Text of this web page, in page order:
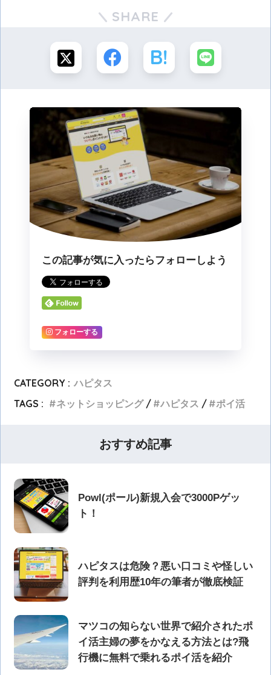
SHARE
この記事が気に入ったらフォローしよう
フォローする
CATEGORY : ハピタス
TAGS :
ネットショッピング ハピタス ポイ活
おすすめ記事
Powl(ポール)新規入会で3000Pゲッ
ト！
ハピタスは危険？悪い口コミや怪しい
評判を利用歴10年の筆者が徹底検証
マツコの知らない世界で紹介されたポ
イ活主婦の夢をかなえる方法とは?飛
行機に無料で乗れるポイ活を紹介